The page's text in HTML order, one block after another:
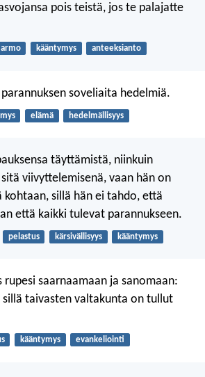
pois teistä, jos te palajatte
armo kääntymys anteeksianto
soveliaita hedelmiä.
elämä hedelmällisyys
täyttämistä, niinkuin
viivyttelemisenä, vaan hän on
sillä hän ei tahdo, että
että kaikki tulevat parannukseen.
pelastus kärsivällisyys kääntymys
rupesi saarnaamaan ja sanomaan:
sillä taivasten valtakunta on tullut
kääntymys evankeliointi